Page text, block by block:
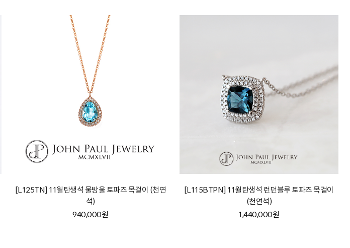
[L125TN] 11월탄생석 물방울 토파즈 목걸이 (천연
석)
940,000원
[L115BTPN] 11월탄생석 런던블루 토파즈 목걸이
(천연석)
1,440,000원